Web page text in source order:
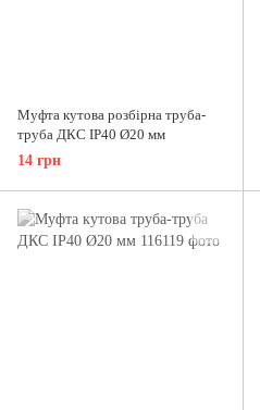
Муфта кутова розбірна труба-
труба ДКС IP40 Ø20 мм
14 грн